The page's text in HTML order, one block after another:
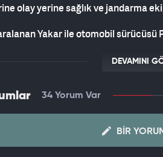
olay yerine sağlık ve jandarma
Yakar ile otomobil sürücüsü
Yakar, burada yapılan tüm
DEVAMINI
34 Yorum Var
BIR